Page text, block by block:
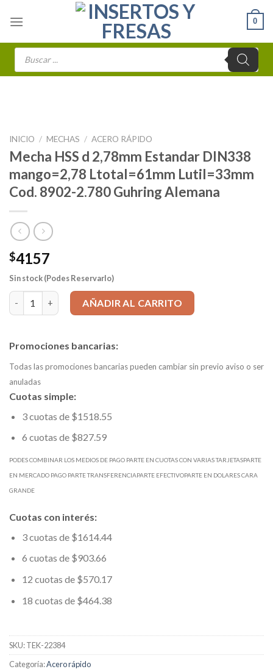
0
Búsqueda
INICIO / MECHAS / ACERO RÁPIDO
Mecha HSS d 2,78mm Estandar DIN338
mango=2,78 Ltotal=61mm Lutil=33mm
Cod. 8902-2.780 Guhring Alemana
$4157
Sin stock (Podes Reservarlo)
Mecha HSS d 2,78mm Estandar DIN338 mango=2,78
AÑADIR AL CARRITO
Promociones bancarias:
Todas las promociones bancarias pueden cambiar sin previo aviso o ser
anuladas
Cuotas simple:
3 cuotas de $1518.55
6 cuotas de $827.59
PODES COMBINAR LOS MEDIOS DE PAGO PARTE EN CUOTAS CON VARIAS TARJETASPARTE
EN MERCADO PAGO PARTE TRANSFERENCIAPARTE EFECTIVOPARTE EN DOLARES CARA
GRANDE
Cuotas con interés:
3 cuotas de $1614.44
6 cuotas de $903.66
12 cuotas de $570.17
18 cuotas de $464.38
SKU:TEK-22384
Categoría:Acero rápido